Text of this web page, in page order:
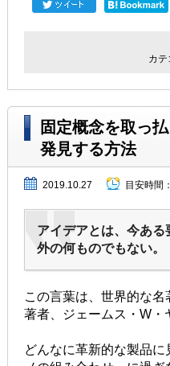
カ
固定概念を取っ
発見する方法
2019.10.27 目安時間：
アイデアとは、今あ
外の何ものでもない。
この言葉は、世界的な
著者、ジェームス・W・
どんなに革新的な製品